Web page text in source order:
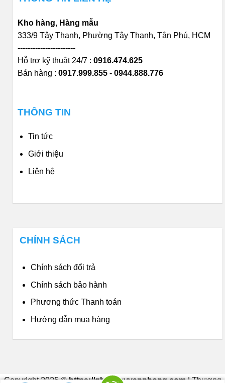
Kho hàng, Hàng mẫu
333/9 Tây Thạnh, Phường Tây Thạnh, Tân Phú, HCM
-----------------------
Hỗ trợ kỹ thuật 24/7 : 0916.474.625
Bán hàng : 0917.999.855 - 0944.888.776
THÔNG TIN
Tin tức
Giới thiệu
Liên hệ
CHÍNH SÁCH
Chính sách đổi trả
Chính sách bảo hành
Phương thức Thanh toán
Hướng dẫn mua hàng
Copyright 2025 ©https://ghexoayvanphong.com| Thương